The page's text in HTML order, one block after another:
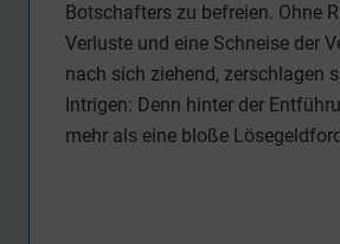
Botschafters zu befreien. Ohne
Verluste und eine Schneise der
nach sich ziehend, zerschlagen
Intrigen: Denn hinter der
mehr als eine bloße